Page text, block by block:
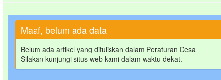
Maaf, belum ada data
Belum ada artikel yang dituliskan dalam Peraturan Desa
Silakan kunjungi situs web kami dalam waktu dekat.